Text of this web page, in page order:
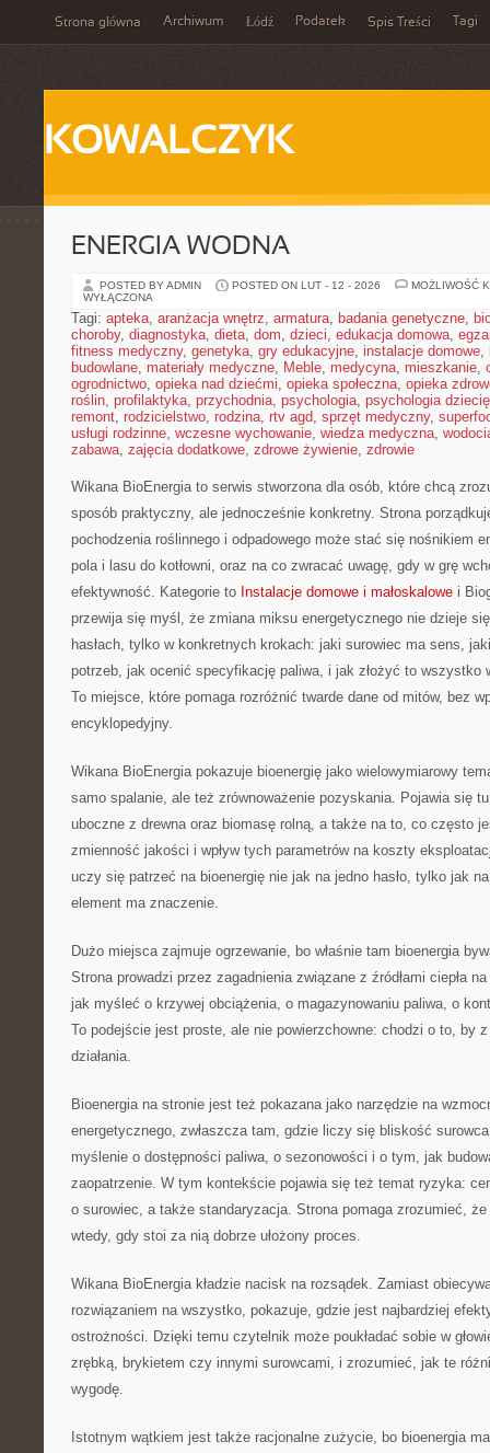
Strona główna Archiwum Łódź Podatek Spis Treści Tagi
KOWALCZYK
ENERGIA WODNA
POSTED BY ADMIN POSTED ON LUT - 12 - 2026
MOŻLIWOŚĆ
WYŁĄCZONA
Tagi: apteka, aranżacja wnętrz, armatura, badania genetyczne,
choroby, diagnostyka, dieta, dom, dzieci, edukacja domowa,
fitness medyczny, genetyka, gry edukacyjne, instalacje domowe,
budowlane, materiały medyczne, Meble, medycyna, mieszkanie,
ogrodnictwo, opieka nad dziećmi, opieka społeczna, opieka
roślin, profilaktyka, przychodnia, psychologia, psychologia
remont, rodzicielstwo, rodzina, rtv agd, sprzęt medyczny,
usługi rodzinne, wczesne wychowanie, wiedza medyczna,
zabawa, zajęcia dodatkowe, zdrowe żywienie, zdrowie
Wikana BioEnergia to serwis stworzona dla osób, które chcą
sposób praktyczny, ale jednocześnie konkretny. Strona
pochodzenia roślinnego i odpadowego może stać się nośnikiem
pola i lasu do kotłowni, oraz na co zwracać uwagę, gdy w grę
efektywność. Kategorie to Instalacje domowe i małoskalowe i
przewija się myśl, że zmiana miksu energetycznego nie dzieje
hasłach, tylko w konkretnych krokach: jaki surowiec ma sens,
potrzeb, jak ocenić specyfikację paliwa, i jak złożyć to wszystko
To miejsce, które pomaga rozróżnić twarde dane od mitów, bez
encyklopedyjny.
Wikana BioEnergia pokazuje bioenergię jako wielowymiarowy
samo spalanie, ale też zrównoważenie pozyskania. Pojawia się
uboczne z drewna oraz biomasę rolną, a także na to, co często
zmienność jakości i wpływ tych parametrów na koszty
uczy się patrzeć na bioenergię nie jak na jedno hasło, tylko jak
element ma znaczenie.
Dużo miejsca zajmuje ogrzewanie, bo właśnie tam bioenergia
Strona prowadzi przez zagadnienia związane z źródłami ciepła
jak myśleć o krzywej obciążenia, o magazynowaniu paliwa, o
To podejście jest proste, ale nie powierzchowne: chodzi o to, by
działania.
Bioenergia na stronie jest też pokazana jako narzędzie na
energetycznego, zwłaszcza tam, gdzie liczy się bliskość
myślenie o dostępności paliwa, o sezonowości i o tym, jak
zaopatrzenie. W tym kontekście pojawia się też temat ryzyka:
o surowiec, a także standaryzacja. Strona pomaga zrozumieć, że
wtedy, gdy stoi za nią dobrze ułożony proces.
Wikana BioEnergia kładzie nacisk na rozsądek. Zamiast
rozwiązaniem na wszystko, pokazuje, gdzie jest najbardziej
ostrożności. Dzięki temu czytelnik może poukładać sobie w
zrębką, brykietem czy innymi surowcami, i zrozumieć, jak te
wygodę.
Istotnym wątkiem jest także racjonalne zużycie, bo bioenergia